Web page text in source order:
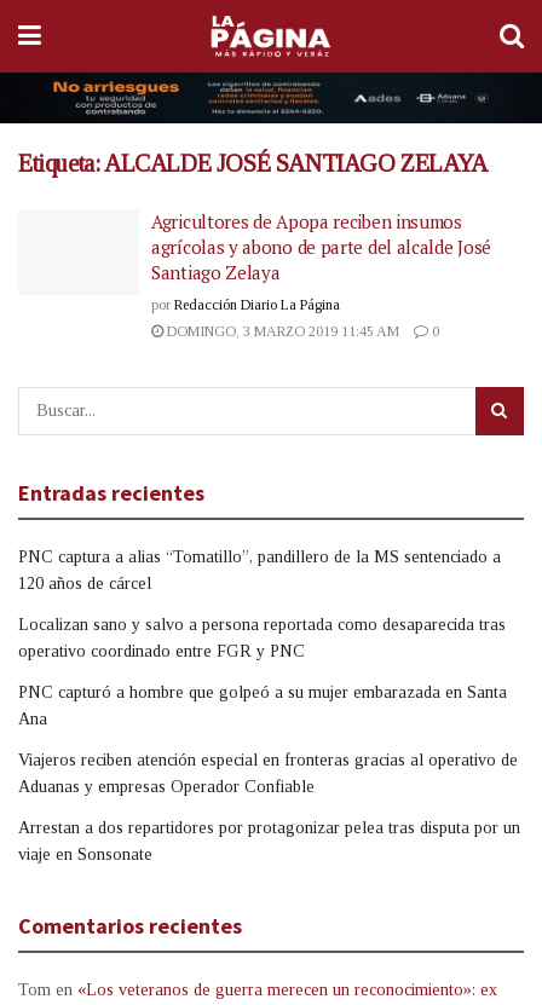
Etiqueta:ALCALDE JOSÉ SANTIAGO ZELAYA
Agricultores de Apopa reciben insumos
agrícolas y abono de parte del alcalde José
Santiago Zelaya
por Redacción Diario La Página
DOMINGO, 3 MARZO 2019 11:45 AM
0
Entradas recientes
PNC captura a alias “Tomatillo”, pandillero de la MS sentenciado a
120 años de cárcel
Localizan sano y salvo a persona reportada como desaparecida tras
operativo coordinado entre FGR y PNC
PNC capturó a hombre que golpeó a su mujer embarazada en Santa
Ana
Viajeros reciben atención especial en fronteras gracias al operativo de
Aduanas y empresas Operador Confiable
Arrestan a dos repartidores por protagonizar pelea tras disputa por un
viaje en Sonsonate
Comentarios recientes
Tom en «Los veteranos de guerra merecen un reconocimiento»: ex